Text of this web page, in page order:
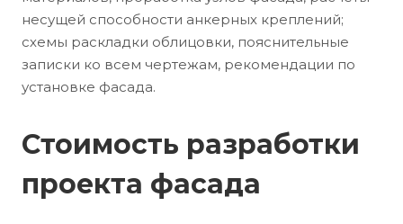
несущей способности анкерных креплений;
схемы раскладки облицовки, пояснительные
записки ко всем чертежам, рекомендации по
установке фасада.
Стоимость разработки
проекта фасада